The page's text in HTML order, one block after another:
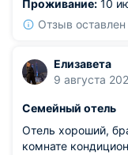
Проживание: 10
Отзыв
Елизавета
9 августа
Семейный отель
Отель хороший,
комнате